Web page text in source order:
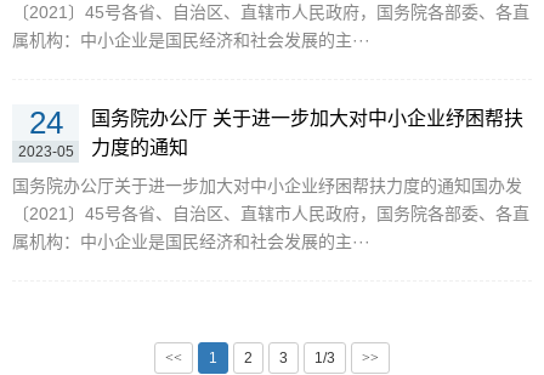
〔2021〕45号各省、自治区、直辖市人民政府，国务院各部委、各直
属机构：中小企业是国民经济和社会发展的主···
24
2023-05
国务院办公厅 关于进一步加大对中小企业纾困帮扶
力度的通知
国务院办公厅关于进一步加大对中小企业纾困帮扶力度的通知国办发
〔2021〕45号各省、自治区、直辖市人民政府，国务院各部委、各直
属机构：中小企业是国民经济和社会发展的主···
<< 1 2 3 1/3 >>